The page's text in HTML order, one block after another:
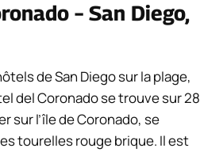
– San Diego,
de San Diego sur la plage,
del Coronado se trouve sur 28
sur l’île de Coronado, se
tourelles rouge brique. Il est